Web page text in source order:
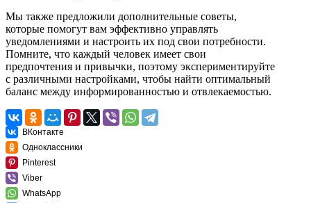
Мы также предложили дополнительные советы,
которые помогут вам эффективно управлять
уведомлениями и настроить их под свои потребности.
Помните, что каждый человек имеет свои
предпочтения и привычки, поэтому экспериментируйте
с различными настройками, чтобы найти оптимальный
баланс между информированностью и отвлекаемостью.
ВКонтакте
Одноклассники
Pinterest
Viber
WhatsApp